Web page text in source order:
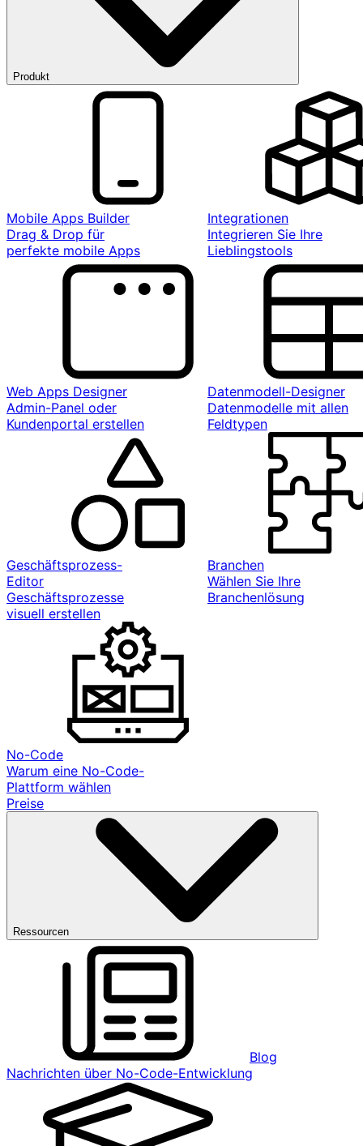
Produkt
Mobile Apps Builder
Drag & Drop für
perfekte mobile Apps
Integrationen
Integrieren Sie Ihre
Lieblingstools
Web Apps Designer
Admin-Panel oder
Kundenportal erstellen
Datenmodell-Designer
Datenmodelle mit allen
Feldtypen
Geschäftsprozess-
Editor
Geschäftsprozesse
visuell erstellen
Branchen
Wählen Sie Ihre
Branchenlösung
No-Code
Warum eine No-Code-
Plattform wählen
Preise
Ressourcen
Blog
Nachrichten über No-Code-Entwicklung